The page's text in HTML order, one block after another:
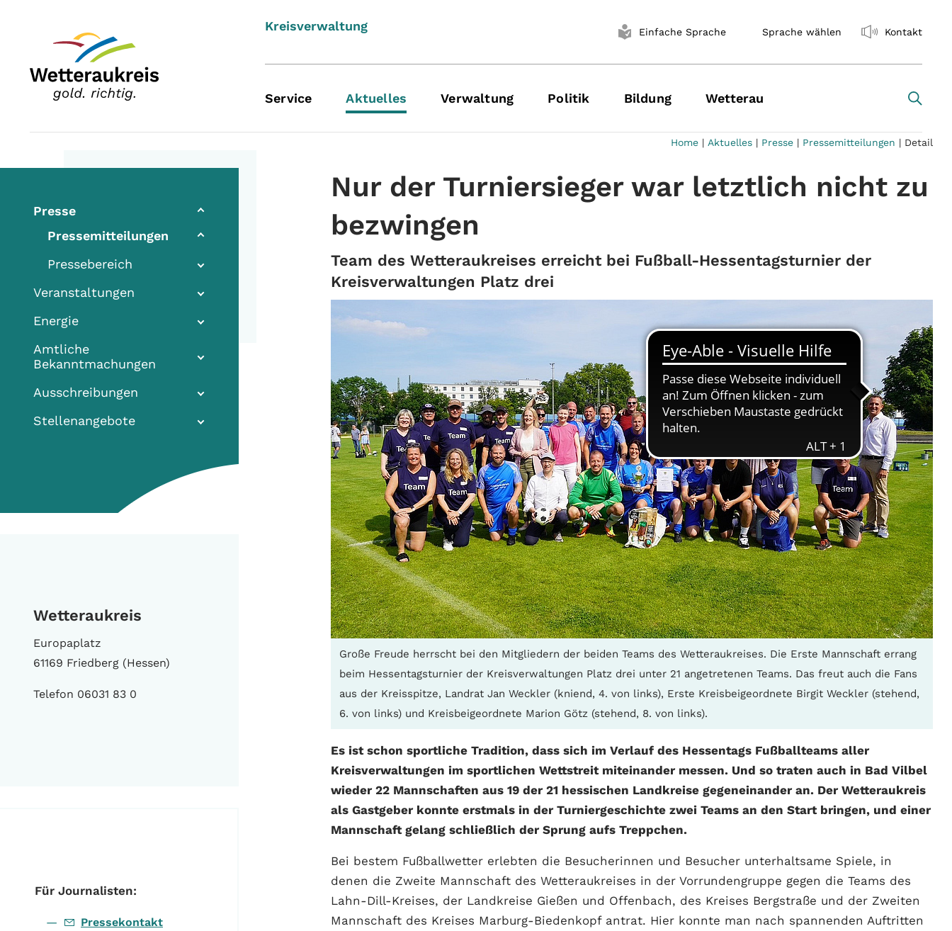
Kreisverwaltung Einfache Sprache Sprache wählen Kontakt
Service Aktuelles Verwaltung Politik Bildung Wetterau
Presse
Pressemitteilungen
Pressebereich
Veranstaltungen
Energie
Amtliche
Bekanntmachungen
Ausschreibungen
Stellenangebote
Wetteraukreis
Europaplatz
61169 Friedberg (Hessen)
Telefon 06031 83 0
Für Journalisten:
Pressekontakt
Home| Aktuelles| Presse| Pressemitteilungen | Detail
Nur der Turniersieger war letztlich nicht zu
bezwingen
Team des Wetteraukreises erreicht bei Fußball-Hessentagsturnier der
Kreisverwaltungen Platz drei
Große Freude herrscht bei den Mitgliedern der beiden Teams des Wetteraukreises. Die Erste Mannschaft errang
beim Hessentagsturnier der Kreisverwaltungen Platz drei unter 21 angetretenen Teams. Das freut auch die Fans
aus der Kreisspitze, Landrat Jan Weckler (kniend, 4. von links), Erste Kreisbeigeordnete Birgit Weckler (stehend,
6. von links) und Kreisbeigeordnete Marion Götz (stehend, 8. von links).
Es ist schon sportliche Tradition, dass sich im Verlauf des Hessentags Fußballteams aller
Kreisverwaltungen im sportlichen Wettstreit miteinander messen. Und so traten auch in Bad Vilbel
wieder 22 Mannschaften aus 19 der 21 hessischen Landkreise gegeneinander an. Der Wetteraukreis
als Gastgeber konnte erstmals in der Turniergeschichte zwei Teams an den Start bringen, und einer
Mannschaft gelang schließlich der Sprung aufs Treppchen.
Bei bestem Fußballwetter erlebten die Besucherinnen und Besucher unterhaltsame Spiele, in
denen die Zweite Mannschaft des Wetteraukreises in der Vorrundengruppe gegen die Teams des
Lahn-Dill-Kreises, der Landkreise Gießen und Offenbach, des Kreises Bergstraße und der Zweiten
Mannschaft des Kreises Marburg-Biedenkopf antrat. Hier konnte man nach spannenden Auftritten